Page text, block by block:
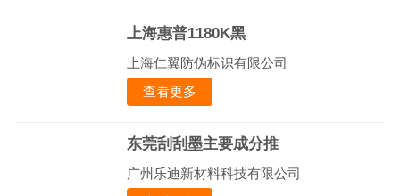
上海惠普1180K黑
上海仁翼防伪标识有限公司
查看更多
东莞刮刮墨主要成分推
广州乐迪新材料科技有限公司